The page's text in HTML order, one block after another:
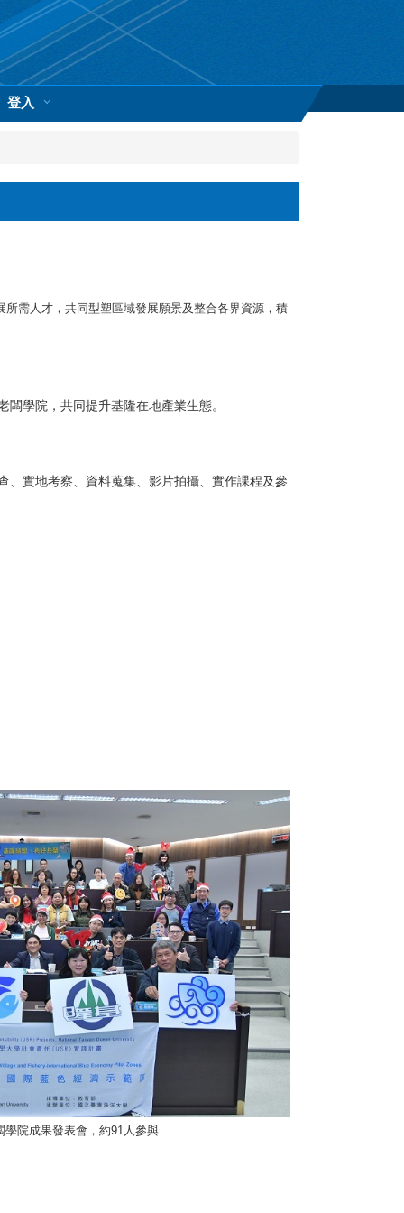
登入
需人才，共同型塑區域發展願景及整合各界資源，積
學院，共同提升基隆在地產業生態。
、實地考察、資料蒐集、影片拍攝、實作課程及參
院成果發表會，約91人參與